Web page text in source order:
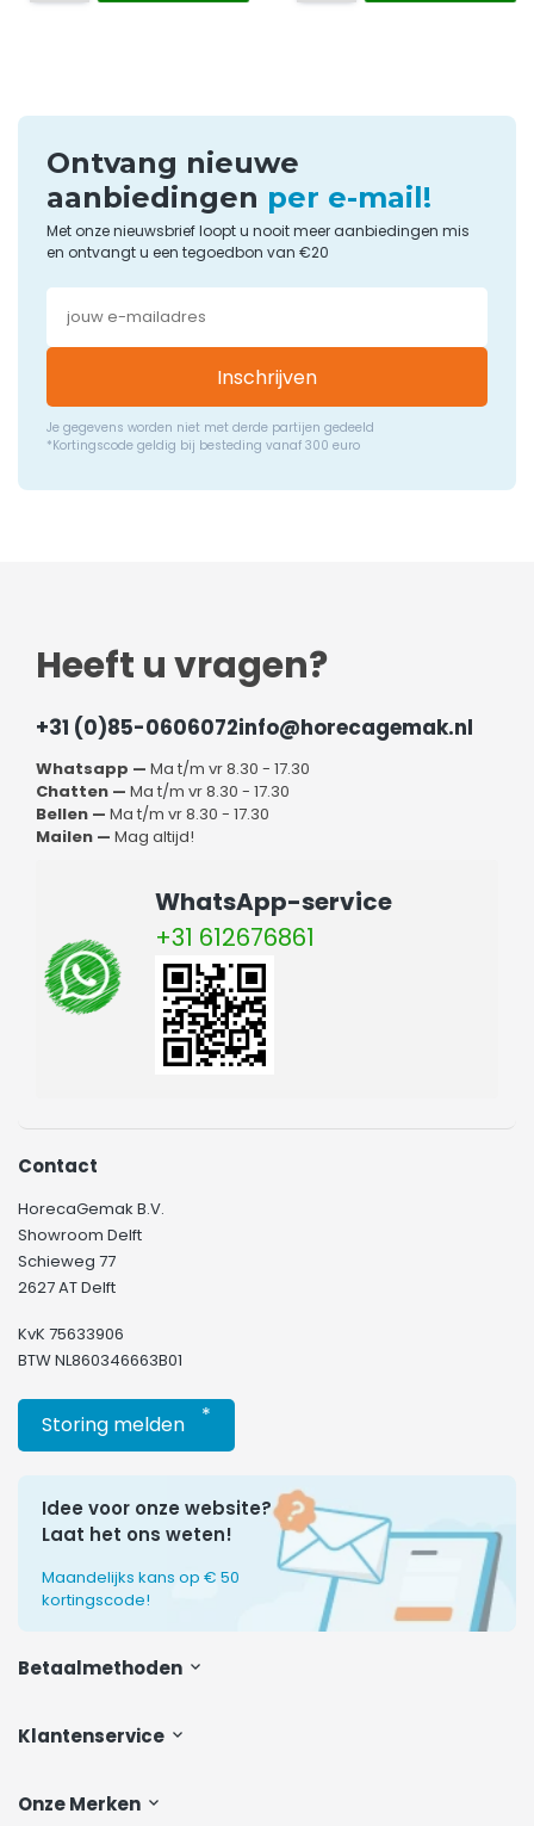
Ontvang nieuwe
aanbiedingen per e-mail!
Met onze nieuwsbrief loopt u nooit meer aanbiedingen mis
en ontvangt u een tegoedbon van €20
Inschrijven
Je gegevens worden niet met derde partijen gedeeld
*Kortingscode geldig bij besteding vanaf 300 euro
Heeft u vragen?
+31 (0)85-0606072info@horecagemak.nl
Whatsapp — Ma t/m vr 8.30 - 17.30
Chatten — Ma t/m vr 8.30 - 17.30
Bellen — Ma t/m vr 8.30 - 17.30
Mailen — Mag altijd!
WhatsApp-service
+31 612676861
Klantenservice
Onze Merken
Contact
HorecaGemak B.V.
Showroom Delft
Schieweg 77
2627 AT Delft
KvK 75633906
BTW NL860346663B01
Storing melden *
Idee voor onze website?
Laat het ons weten!
Maandelijks kans op € 50
kortingscode!
Betaalmethoden